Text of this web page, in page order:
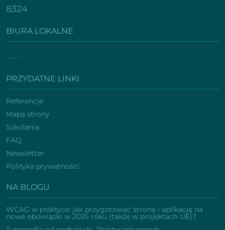
8324
BIURA LOKALNE
-----
PRZYDATNE LINKI
Referencje
Mapa strony
Szkolenia
FAQ
Newsletter
Polityka prywatności
NA BLOGU
WCAG w praktyce: jak przygotować stronę i aplikację na
nowe obowiązki w 2025 roku (także w projektach UE)?